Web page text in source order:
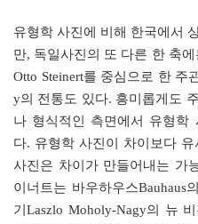
유형학 사진에 비해 한국에서
만, 독일사진의 또 다른 한 축
Otto Steinert를 중심으로 한 주
y의 전통도 있다. 흥미롭게도
나 형식적인 측면에서 유형학
다. 유형학 사진이 차이보다
사진은 차이가 만들어내는 가
이너트는 바우하우스Bauhaus
기Laszlo Moholy-Nagy의 뉴